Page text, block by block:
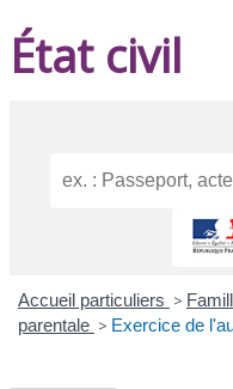
État civil
Accueil particuliers >
parentale > Exercice de